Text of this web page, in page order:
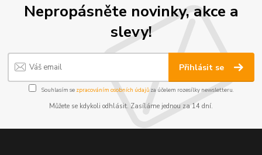
Nepropásněte novinky, akce a
slevy!
Přihlásit se
Souhlasím se zpracováním osobních údajůza účelem rozesílky newsletteru.
Můžete se kdykoli odhlásit. Zasíláme jednou za 14 dní.